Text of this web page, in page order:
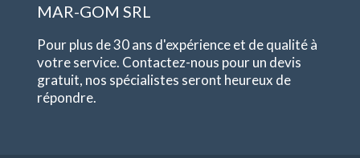
MAR-GOM SRL
Pour plus de 30 ans d'expérience et de qualité à
votre service. Contactez-nous pour un devis
gratuit, nos spécialistes seront heureux de
répondre.